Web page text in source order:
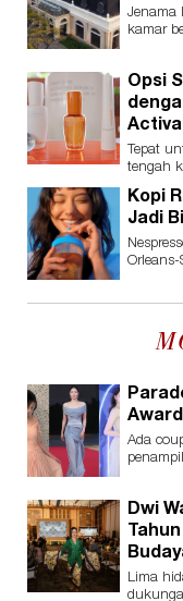
Jenama
kamar
Opsi
Tepat
tengah
Kopi
Jadi
Orleans-
Ada
Dwi
Lima